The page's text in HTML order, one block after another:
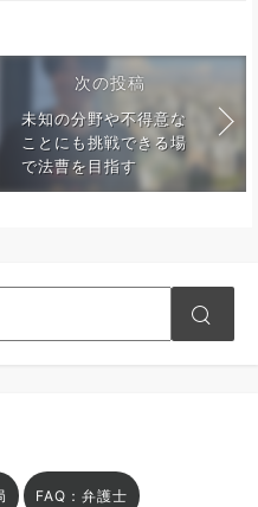
次の投稿
未知の分野や不得意な
ことにも挑戦できる場
で法曹を目指す
FAQ：弁護士